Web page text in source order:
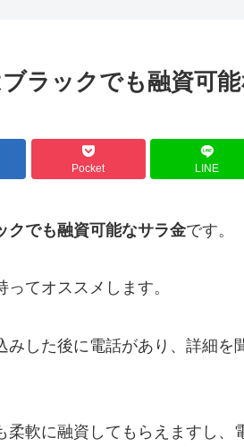
ラックでも融資可
Pocket LINE
クでも融資可能なサラ金です。
てオススメします。
した後に電話があり、詳細を
軟に融資してもらえますし、